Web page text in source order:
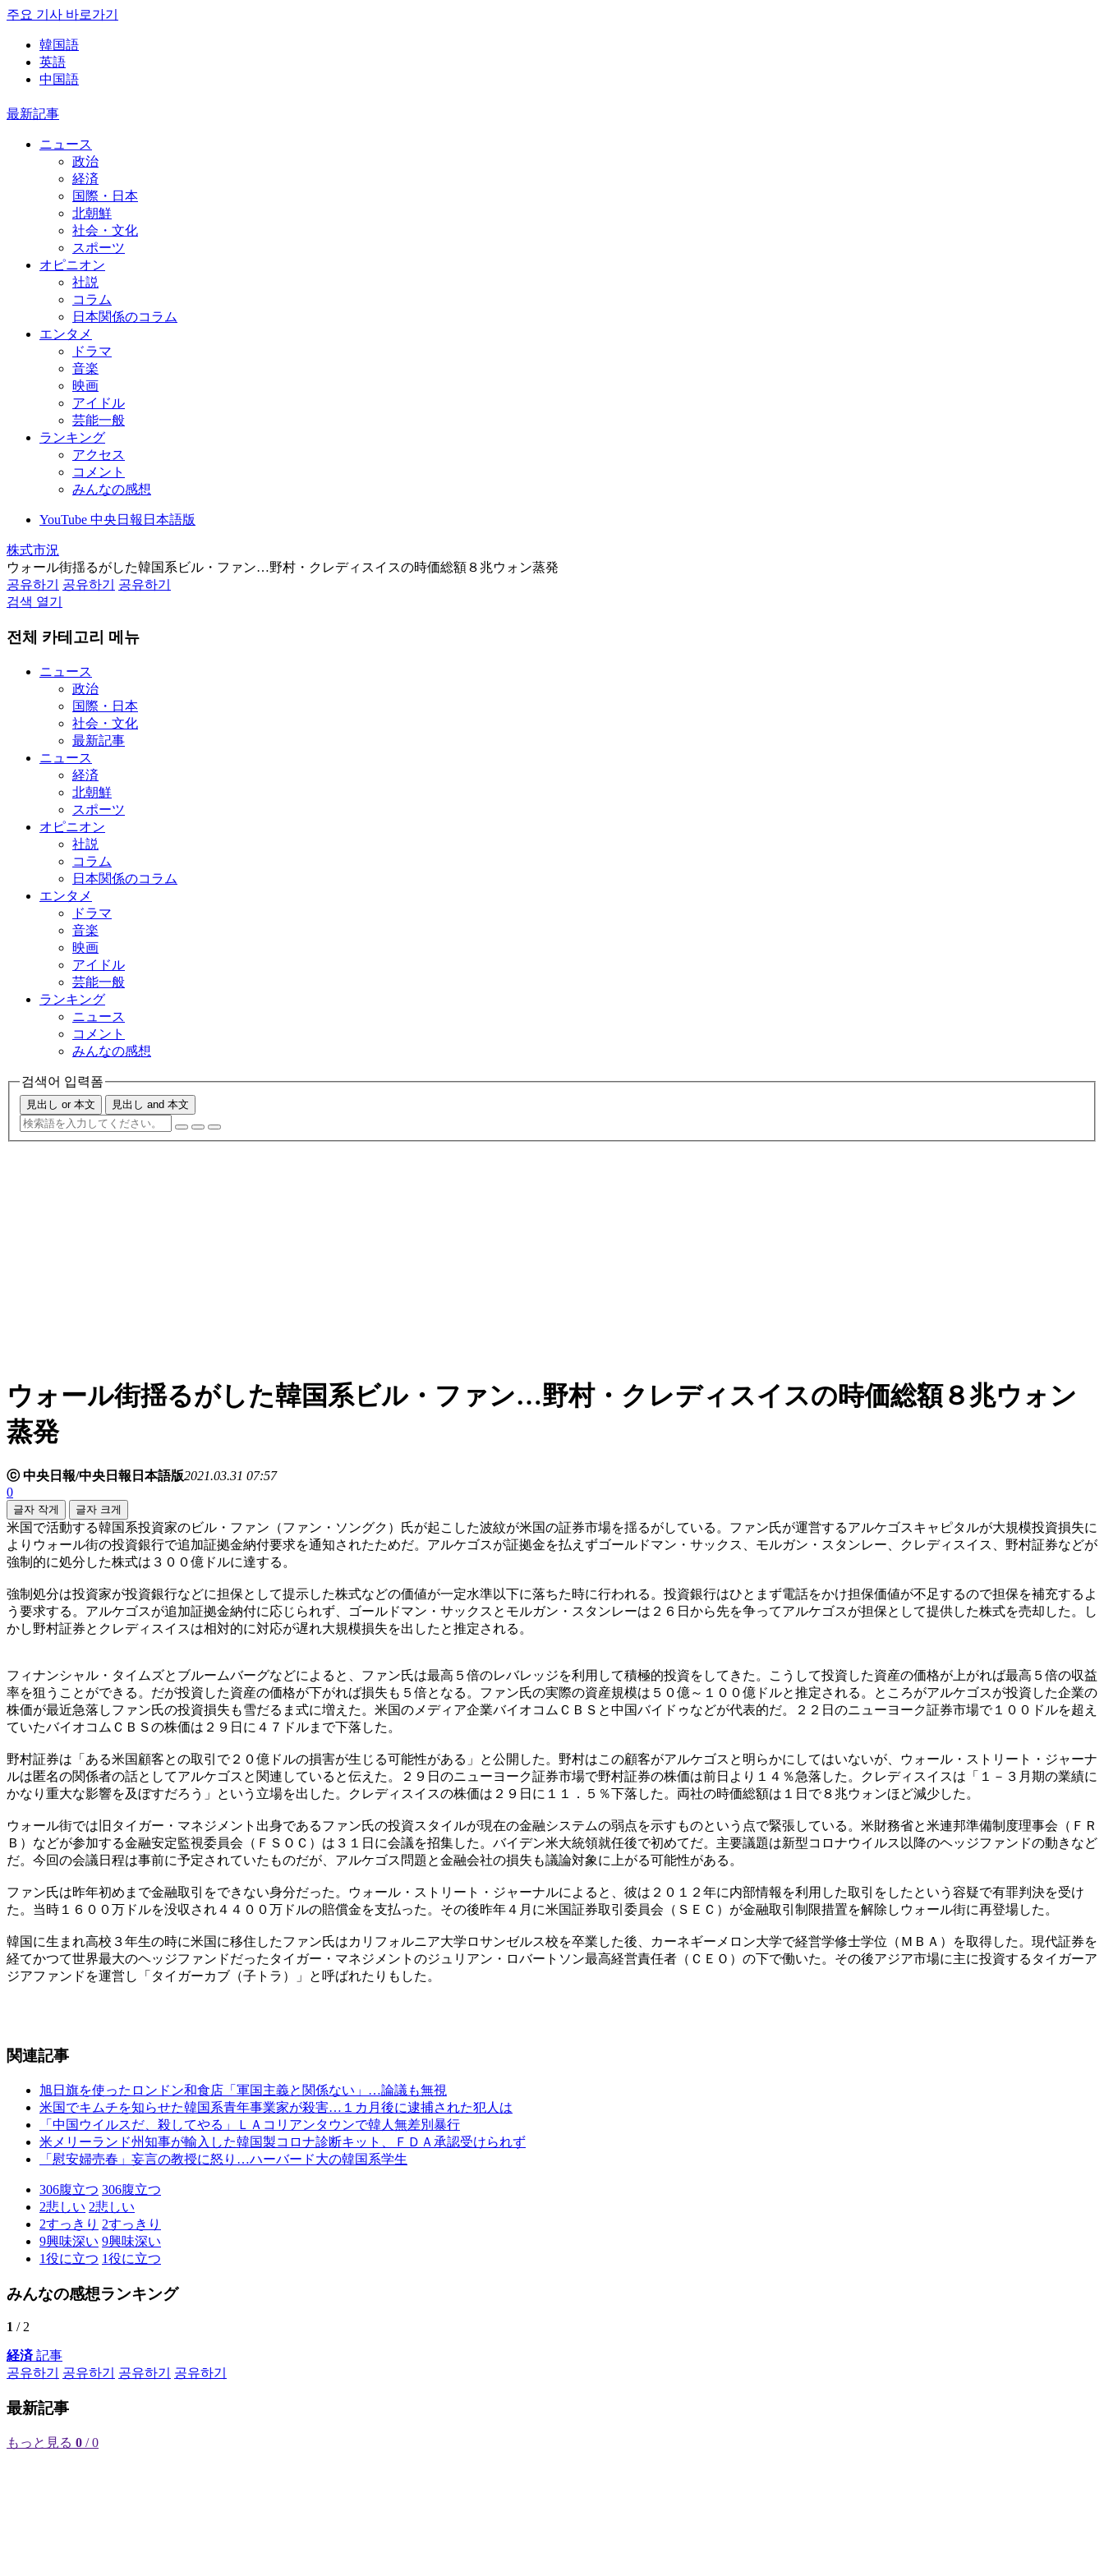
주요 기사 바로가기
韓国語
英語
中国語
最新記事
ニュース
政治
経済
国際・日本
北朝鮮
社会・文化
スポーツ
オピニオン
社説
コラム
日本関係のコラム
エンタメ
ドラマ
音楽
映画
アイドル
芸能一般
ランキング
アクセス
コメント
みんなの感想
YouTube 中央日報日本語版
株式市況
ウォール街揺るがした韓国系ビル・ファン…野村・クレディスイスの時価総額８兆ウォン蒸発
공유하기
공유하기
공유하기
검색 열기
전체 카테고리 메뉴
ニュース
政治
国際・日本
社会・文化
最新記事
ニュース
経済
北朝鮮
スポーツ
オピニオン
社説
コラム
日本関係のコラム
エンタメ
ドラマ
音楽
映画
アイドル
芸能一般
ランキング
ニュース
コメント
みんなの感想
검색어 입력폼
見出し or 本文 見出し and 本文
ウォール街揺るがした韓国系ビル・ファン…野村・クレディスイスの時価総額８兆ウォン
蒸発
ⓒ 中央日報/中央日報日本語版2021.03.31 07:57
0
글자 작게 글자 크게
米国で活動する韓国系投資家のビル・ファン（ファン・ソングク）氏が起こした波紋が米国の証券市場を揺るがしている。ファン氏が運営するアルケゴスキャピタルが大規模投資損失に
よりウォール街の投資銀行で追加証拠金納付要求を通知されたためだ。アルケゴスが証拠金を払えずゴールドマン・サックス、モルガン・スタンレー、クレディスイス、野村証券などが
強制的に処分した株式は３００億ドルに達する。
強制処分は投資家が投資銀行などに担保として提示した株式などの価値が一定水準以下に落ちた時に行われる。投資銀行はひとまず電話をかけ担保価値が不足するので担保を補充するよ
う要求する。アルケゴスが追加証拠金納付に応じられず、ゴールドマン・サックスとモルガン・スタンレーは２６日から先を争ってアルケゴスが担保として提供した株式を売却した。し
かし野村証券とクレディスイスは相対的に対応が遅れ大規模損失を出したと推定される。
フィナンシャル・タイムズとブルームバーグなどによると、ファン氏は最高５倍のレバレッジを利用して積極的投資をしてきた。こうして投資した資産の価格が上がれば最高５倍の収益
率を狙うことができる。だが投資した資産の価格が下がれば損失も５倍となる。ファン氏の実際の資産規模は５０億～１００億ドルと推定される。ところがアルケゴスが投資した企業の
株価が最近急落しファン氏の投資損失も雪だるま式に増えた。米国のメディア企業バイオコムＣＢＳと中国バイドゥなどが代表的だ。２２日のニューヨーク証券市場で１００ドルを超え
ていたバイオコムＣＢＳの株価は２９日に４７ドルまで下落した。
野村証券は「ある米国顧客との取引で２０億ドルの損害が生じる可能性がある」と公開した。野村はこの顧客がアルケゴスと明らかにしてはいないが、ウォール・ストリート・ジャーナ
ルは匿名の関係者の話としてアルケゴスと関連していると伝えた。２９日のニューヨーク証券市場で野村証券の株価は前日より１４％急落した。クレディスイスは「１－３月期の業績に
かなり重大な影響を及ぼすだろう」という立場を出した。クレディスイスの株価は２９日に１１．５％下落した。両社の時価総額は１日で８兆ウォンほど減少した。
ウォール街では旧タイガー・マネジメント出身であるファン氏の投資スタイルが現在の金融システムの弱点を示すものという点で緊張している。米財務省と米連邦準備制度理事会（ＦＲ
Ｂ）などが参加する金融安定監視委員会（ＦＳＯＣ）は３１日に会議を招集した。バイデン米大統領就任後で初めてだ。主要議題は新型コロナウイルス以降のヘッジファンドの動きなど
だ。今回の会議日程は事前に予定されていたものだが、アルケゴス問題と金融会社の損失も議論対象に上がる可能性がある。
ファン氏は昨年初めまで金融取引をできない身分だった。ウォール・ストリート・ジャーナルによると、彼は２０１２年に内部情報を利用した取引をしたという容疑で有罪判決を受け
た。当時１６００万ドルを没収され４４００万ドルの賠償金を支払った。その後昨年４月に米国証券取引委員会（ＳＥＣ）が金融取引制限措置を解除しウォール街に再登場した。
韓国に生まれ高校３年生の時に米国に移住したファン氏はカリフォルニア大学ロサンゼルス校を卒業した後、カーネギーメロン大学で経営学修士学位（ＭＢＡ）を取得した。現代証券を
経てかつて世界最大のヘッジファンドだったタイガー・マネジメントのジュリアン・ロバートソン最高経営責任者（ＣＥＯ）の下で働いた。その後アジア市場に主に投資するタイガーア
ジアファンドを運営し「タイガーカブ（子トラ）」と呼ばれたりもした。
関連記事
旭日旗を使ったロンドン和食店「軍国主義と関係ない」…論議も無視
米国でキムチを知らせた韓国系青年事業家が殺害…１カ月後に逮捕された犯人は
「中国ウイルスだ、殺してやる」ＬＡコリアンタウンで韓人無差別暴行
米メリーランド州知事が輸入した韓国製コロナ診断キット、ＦＤＡ承認受けられず
「慰安婦売春」妄言の教授に怒り…ハーバード大の韓国系学生
306腹立つ 306腹立つ
2悲しい 2悲しい
2すっきり 2すっきり
9興味深い 9興味深い
1役に立つ 1役に立つ
みんなの感想ランキング
1 / 2
経済記事
공유하기
공유하기 공유하기 공유하기
最新記事
もっと見る 0 / 0